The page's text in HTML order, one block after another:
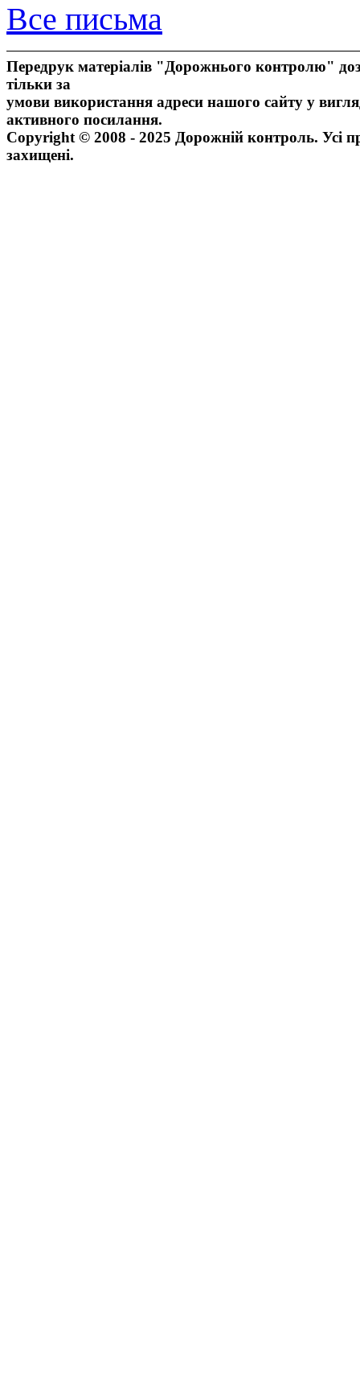
Все письма
Передрук матеріалів "Дорожнього контролю"
тільки за
умови використання адреси нашого сайту у
активного посилання.
Copyright © 2008 - 2025 Дорожній контроль. Усі
захищені.